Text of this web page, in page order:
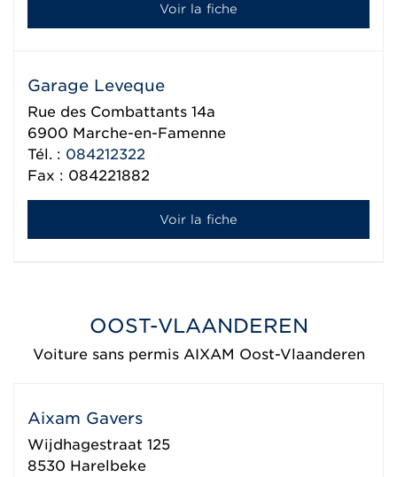
Voir la fiche
Garage Leveque
Rue des Combattants 14a
6900 Marche-en-Famenne
Tél. : 084212322
Fax : 084221882
Voir la fiche
OOST-VLAANDEREN
Voiture sans permis AIXAM Oost-Vlaanderen
Aixam Gavers
Wijdhagestraat 125
8530 Harelbeke